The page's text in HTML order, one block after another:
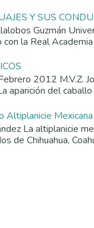
Y SUS
Guzmán
la Real Academia
2012 M.V.Z.
aparición del caballo
Altiplanicie Mexicana
La altiplanicie
de Chihuahua,